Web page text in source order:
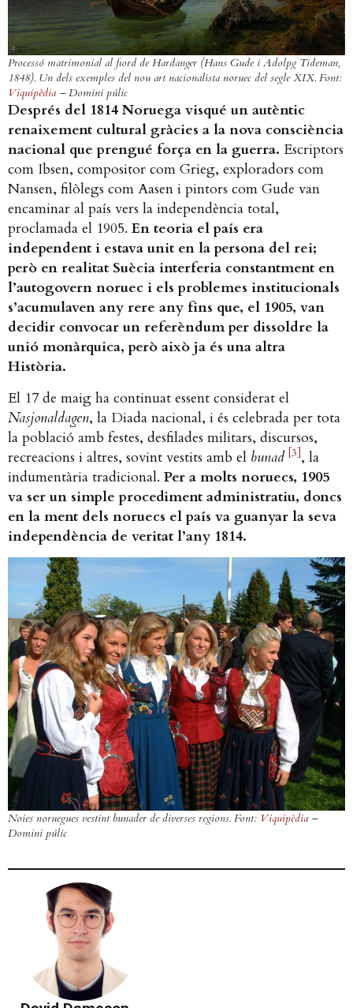
Processó matrimonial al fiord de Hardanger (Hans Gude i Adolpg Tideman,
1848). Un dels exemples del nou art nacionalista noruec del segle XIX. Font:
Viquipèdia – Domini púlic
Després del 1814 Noruega visqué un autèntic
renaixement cultural gràcies a la nova consciència
nacional que prengué força en la guerra. Escriptors
com Ibsen, compositor com Grieg, exploradors com
Nansen, filòlegs com Aasen i pintors com Gude van
encaminar al país vers la independència total,
proclamada el 1905.En teoria el país era
independent i estava unit en la persona del rei;
però en realitat Suècia interferia constantment en
l’autogovern noruec i els problemes institucionals
s’acumulaven any rere any fins que, el 1905, van
decidir convocar un referèndum per dissoldre la
unió monàrquica, però això ja és una altra
Història.
El 17 de maig ha continuat essent considerat el
Nasjonaldagen, la Diada nacional, i és celebrada per tota
la població amb festes, desfilades militars, discursos,
recreacions i altres, sovint vestits amb el bunad [3] , la
indumentària tradicional. Per a molts noruecs, 1905
va ser un simple procediment administratiu, doncs
en la ment dels noruecs el país va guanyar la seva
independència de veritat l’any 1814.
Noies noruegues vestint bunader de diverses regions. Font: Viquipèdia –
Domini púlic